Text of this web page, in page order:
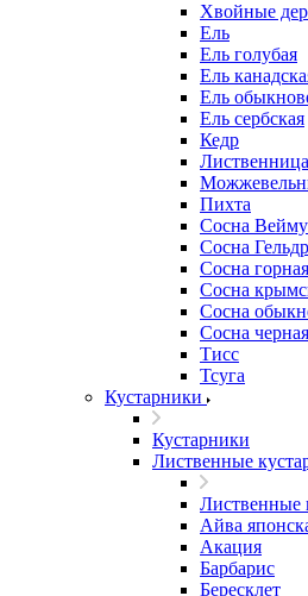
Хвойные
Ель
Ель голубая
Ель
Ель
Ель сербская
Кедр
Лиственница
Пихта
Сосна
Сосна
Сосна горная
Сосна
Сосна
Сосна черная
Тисс
Тсуга
Кустарники
Кустарники
Лиственные
Лиственные
Айва
Акация
Барбарис
Бересклет